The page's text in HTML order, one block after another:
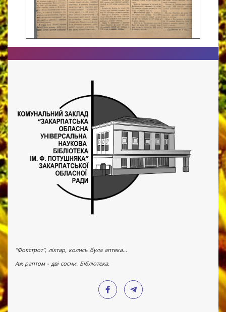
"Фокстрот", ліхтар, колись була аптека...
Аж раптом - дві сосни. Бібліотека.